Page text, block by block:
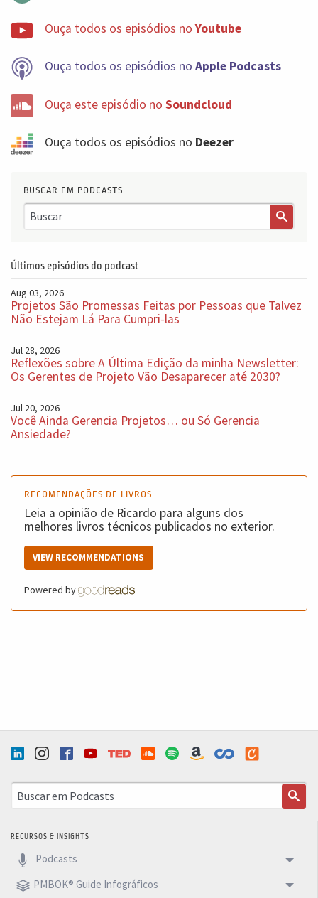
Ouça todos os episódios noYoutube
Ouça todos os episódios no Apple Podcasts
Ouça este episódio no Soundcloud
Ouça todos os episódios no Deezer
BUSCAR EM PODCASTS
Últimos episódios do podcast
Aug 03, 2026
Projetos São Promessas Feitas por Pessoas que Talvez
Não Estejam Lá Para Cumpri-las
Jul 28, 2026
Reflexões sobre A Última Edição da minha Newsletter:
Os Gerentes de Projeto Vão Desaparecer até 2030?
Jul 20, 2026
Você Ainda Gerencia Projetos… ou Só Gerencia
Ansiedade?
RECOMENDAÇÕES DE LIVROS
Leia a opinião de Ricardo para alguns dos
melhores livros técnicos publicados no exterior.
VIEW RECOMMENDATIONS
Powered by
RECURSOS & INSIGHTS
Podcasts
PMBOK® Guide Infográficos